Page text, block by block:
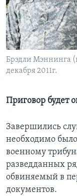
Learning English
СОЦИАЛЬНЫЕ СЕТИ
Брэдли Мэннинга
декабря 2011г.
Приговор будет
Завершились
необходимо
военному
разведданных
обвиняемый в
документов.